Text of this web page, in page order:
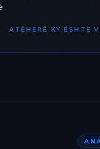
ATËHERË KY ËSHTË